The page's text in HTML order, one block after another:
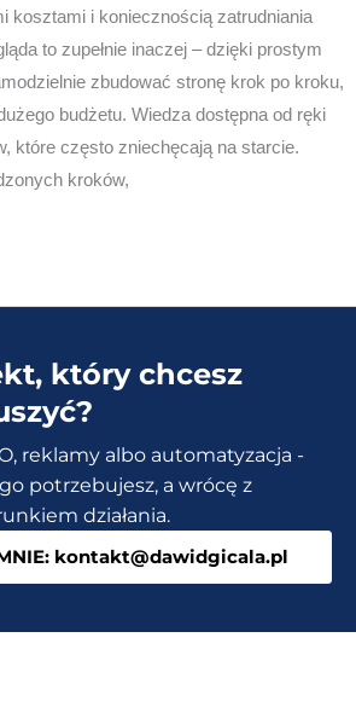
kosztami i koniecznością zatrudniania
to zupełnie inaczej – dzięki prostym
zbudować stronę krok po kroku,
budżetu. Wiedza dostępna od ręki
które często zniechęcają na starcie.
kroków,
który chcesz
reklamy albo automatyzacja -
potrzebujesz, a wrócę z
działania.
kontakt@dawidgicala.pl